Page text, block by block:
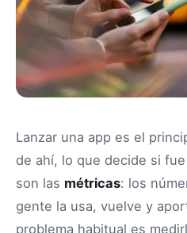
Lanzar una app es el
de ahí, lo que decide si
son las métricas: los
gente la usa, vuelve y
problema habitual es